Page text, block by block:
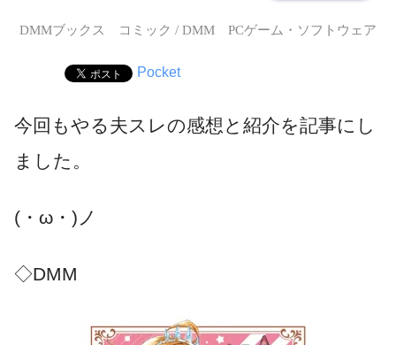
DMMブックス コミック / DMM PCゲーム・ソフトウェア
Pocket
今回もやる夫スレの感想と紹介を記事にし
ました。
(・ω・)ノ
◇DMM